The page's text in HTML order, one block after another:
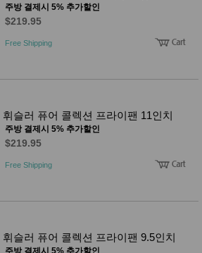
주방 결제시 5% 추가할인
$219.95
Free Shipping
휘슬러 퓨어 콜렉션 프라이팬 11인치
주방 결제시 5% 추가할인
$219.95
Free Shipping
휘슬러 퓨어 콜렉션 프라이팬 9.5인치
주방 결제시 5% 추가할인